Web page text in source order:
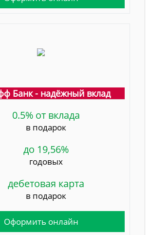
Банк - надёжный вклад
0.5% от вклада
в подарок
до 19,56%
годовых
дебетовая карта
в подарок
Оформить онлайн